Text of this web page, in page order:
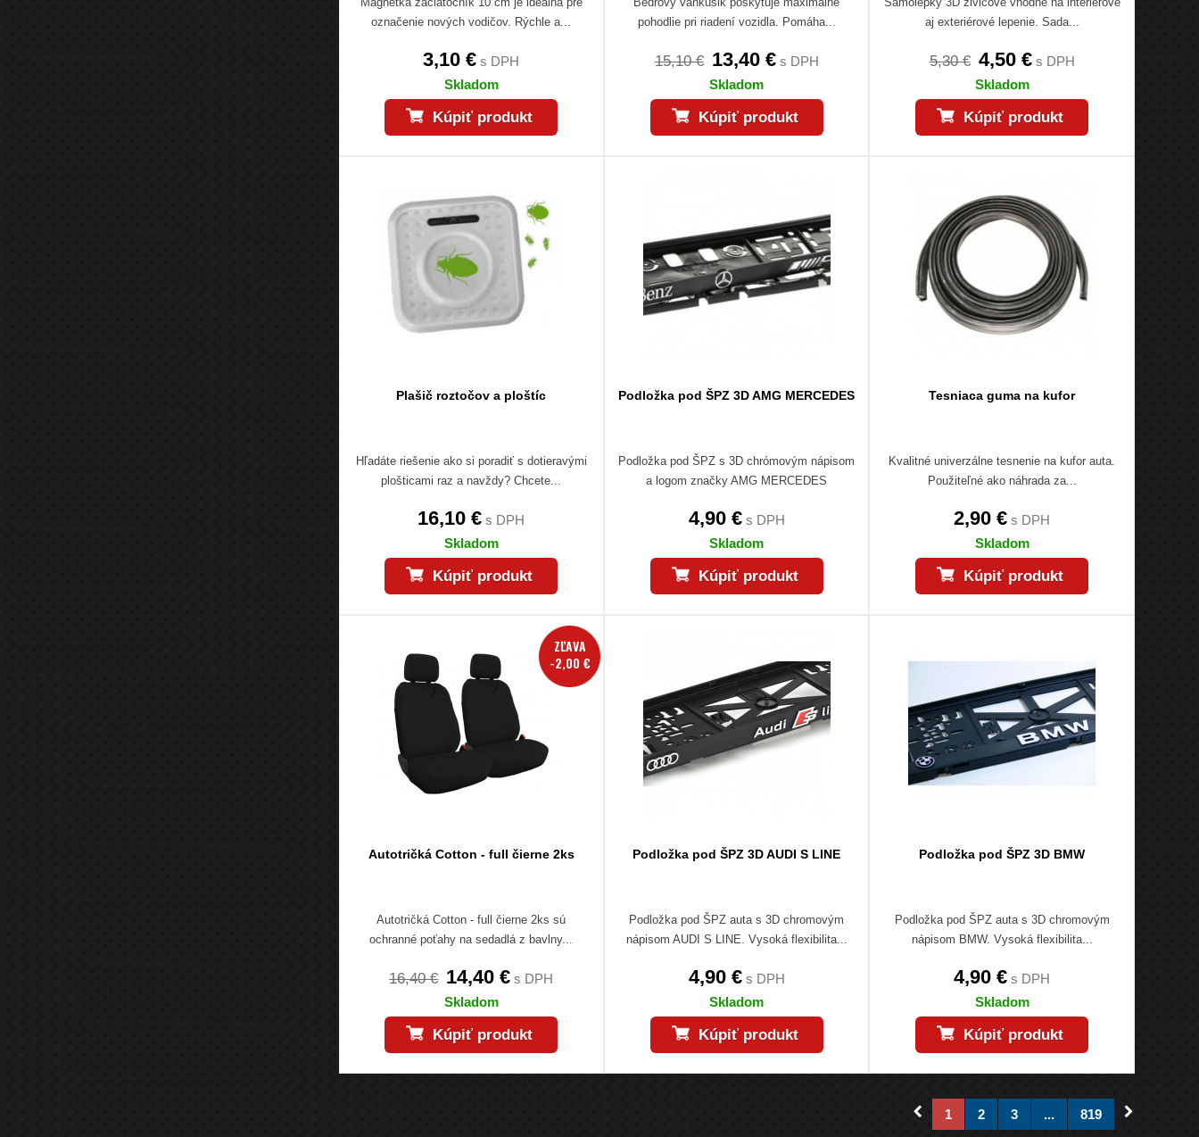
označenie nových vodičov. Rýchle a...
3,10 € s DPH
Skladom
Kúpiť produkt
pohodlie pri riadení vozidla. Pomáha...
15,10 € 13,40 €s DPH
Skladom
Kúpiť produkt
aj exteriérové lepenie. Sada...
5,30 € 4,50 €s DPH
Skladom
Kúpiť produkt
Plašič roztočov a ploštíc
Hľadáte riešenie ako si poradiť s dotieravými
plošticami raz a navždy? Chcete...
16,10 € s DPH
Skladom
Kúpiť produkt
Podložka pod ŠPZ 3D AMG MERCEDES
Podložka pod ŠPZ s 3D chrómovým nápisom
a logom značky AMG MERCEDES
4,90 €s DPH
Skladom
Kúpiť produkt
Tesniaca guma na kufor
Kvalitné univerzálne tesnenie na kufor auta.
Použiteľné ako náhrada za...
2,90 € s DPH
Skladom
Kúpiť produkt
ZĽAVA
-2,00 €
Autotričká Cotton - full čierne 2ks
Autotričká Cotton - full čierne 2ks sú
ochranné poťahy na sedadlá z bavlny...
16,40 € 14,40 € s DPH
Skladom
Kúpiť produkt
Podložka pod ŠPZ 3D AUDI S LINE
Podložka pod ŠPZ auta s 3D chromovým
nápisom AUDI S LINE. Vysoká flexibilita...
4,90 €s DPH
Skladom
Kúpiť produkt
Podložka pod ŠPZ 3D BMW
Podložka pod ŠPZ auta s 3D chromovým
nápisom BMW. Vysoká flexibilita...
4,90 € s DPH
Skladom
Kúpiť produkt
1 2 3 ... 819